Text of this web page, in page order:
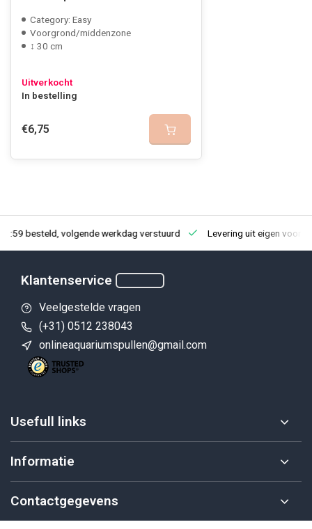
Category: Easy
Voorgrond/middenzone
↕ 30 cm
Uitverkocht
In bestelling
€6,75
besteld, volgende werkdag verstuurd Levering uit eigen
Klantenservice
Veelgestelde vragen
(+31) 0512 238043
onlineaquariumspullen@gmail.com
Usefull links
Informatie
Contactgegevens